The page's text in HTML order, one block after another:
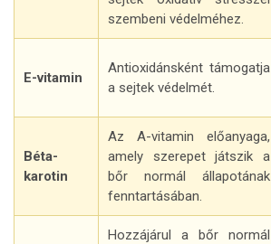
szembeni védelméhez.
E-vitamin
Antioxidánsként támogatja
a sejtek védelmét.
Béta-
karotin
Az A-vitamin előanyaga,
amely szerepet játszik a
bőr normál állapotának
fenntartásában.
Hozzájárul a bőr normál